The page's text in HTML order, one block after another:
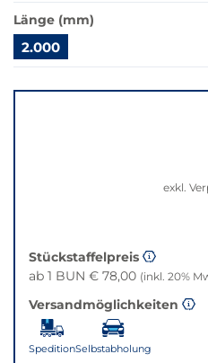
verfügbar.
Bei
Klick
gewünschten
Variante.
Länge (mm)
2.000
zu
exkl.
Stückstaffelpreis
ab 1 BUN € 78,00 (inkl. 20%
Versandmöglichkeiten
SpeditionSelbstabholung